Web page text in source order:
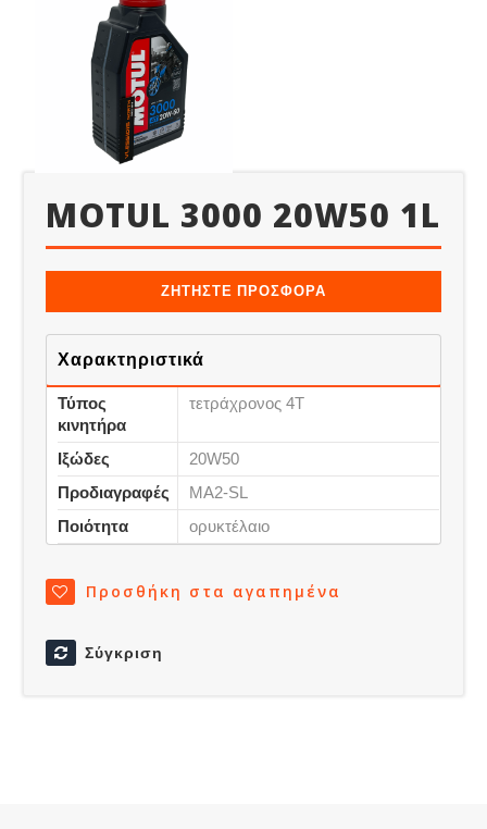
MOTUL 3000 20W50 1L
ΖΗΤΗΣΤΕ ΠΡΟΣΦΟΡΑ
Προσθήκη στα αγαπημένα
Σύγκριση
Χαρακτηριστικά
Τύπος
κινητήρα
τετράχρονος 4Τ
Ιξώδες
20W50
Προδιαγραφές
MA2-SL
Ποιότητα
ορυκτέλαιο